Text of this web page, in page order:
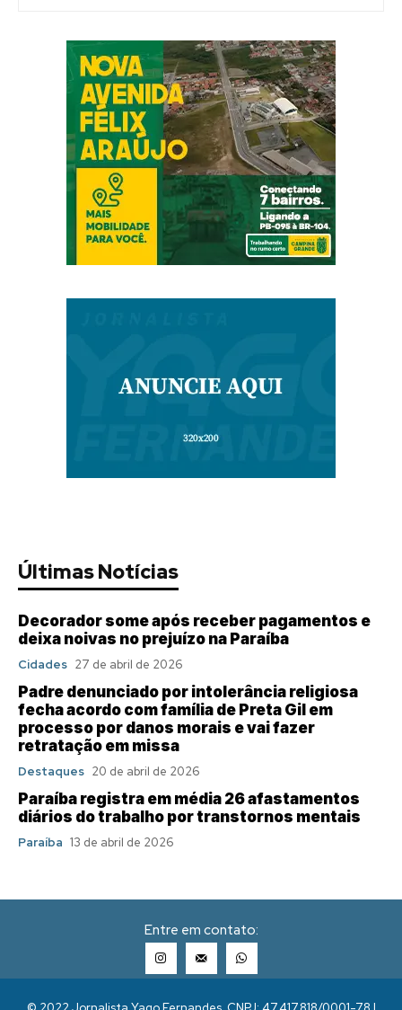
Últimas Notícias
Decorador some após receber pagamentos e
deixa noivas no prejuízo na Paraíba
Cidades 27 de abril de 2026
Padre denunciado por intolerância religiosa
fecha acordo com família de Preta Gil em
processo por danos morais e vai fazer
retratação em missa
Destaques 20 de abril de 2026
Paraíba registra em média 26 afastamentos
diários do trabalho por transtornos mentais
Paraíba 13 de abril de 2026
Entre em contato: